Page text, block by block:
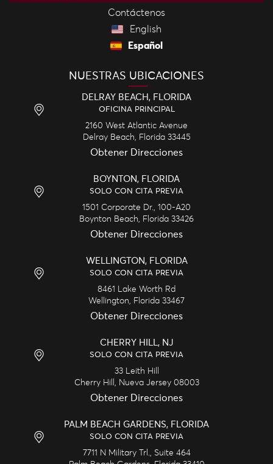
Contáctenos
English
Español
NUESTRAS UBICACIONES
DELRAY BEACH, FLORIDA
OFICINA PRINCIPAL
2160 West Atlantic Avenue
Delray Beach,
Florida 33445
Obtener Direcciones
BOYNTON, FLORIDA
SOLO CON CITA PREVIA
1501 Corporate Dr., 100-A20
Boynton Beach,
Florida 33426
Obtener Direcciones
WELLINGTON, FLORIDA
SOLO CON CITA PREVIA
8461 Lake Worth Rd
Wellington,
Florida 33467
Obtener Direcciones
CHERRY HILL, NJ
SOLO CON CITA PREVIA
33 Leith Hill
Cherry Hill,
Nueva Jersey 08003
Obtener Direcciones
PALM BEACH GARDENS, FLORIDA
SOLO CON CITA PREVIA
7711 N Military Trl., Suite 464